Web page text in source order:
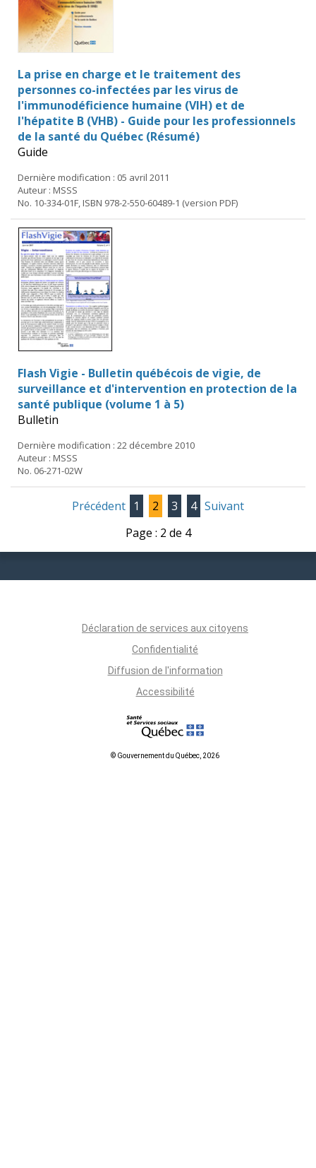
La prise en charge et le traitement des
personnes co-infectées par les virus de
l'immunodéficience humaine (VIH) et de
l'hépatite B (VHB) - Guide pour les professionnels
de la santé du Québec (Résumé)
Guide
Dernière modification : 05 avril 2011
Auteur : MSSS
No. 10-334-01F, ISBN 978-2-550-60489-1 (version PDF)
Flash Vigie - Bulletin québécois de vigie, de
surveillance et d'intervention en protection de la
santé publique (volume 1 à 5)
Bulletin
Dernière modification : 22 décembre 2010
Auteur : MSSS
No. 06-271-02W
Précédent 1 2 3 4 Suivant
Page : 2 de 4
Déclaration de services aux citoyens
Confidentialité
Diffusion de l'information
Accessibilité
© Gouvernement du Québec, 2026